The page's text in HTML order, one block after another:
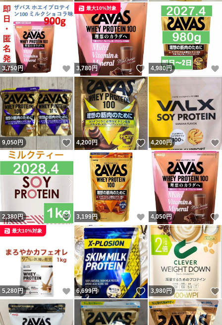
3,750円 いいね！
3,780円 いいね！
最大10%対象
4,980円
9,050円 いいね！
4,200円 いいね！
4,200円
2,380円 いいね！
3,199円 いいね！
4,050円
5,280 円 いいね！
最大10%対象
6,699円 いいね！
3,980円